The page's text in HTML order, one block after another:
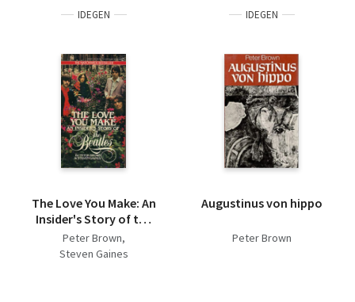
IDEGEN
The Love You Make: An
Insider's Story of the
Beatles
Peter Brown
Steven Gaines
IDEGEN
Augustinus von hippo
Peter Brown